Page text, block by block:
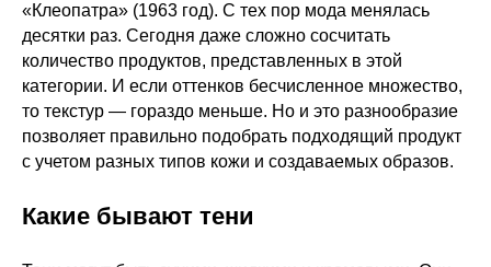
«Клеопатра» (1963 год). С тех пор мода менялась
десятки раз. Сегодня даже сложно сосчитать
количество продуктов, представленных в этой
категории. И если оттенков бесчисленное множество,
то текстур — гораздо меньше. Но и это разнообразие
позволяет правильно подобрать подходящий продукт
с учетом разных типов кожи и создаваемых образов.
Какие бывают тени